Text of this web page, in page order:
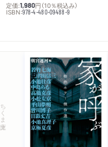
定価:1,980円 （10％税込み）
ISBN:978-4-480-09488-9
ちくま文庫